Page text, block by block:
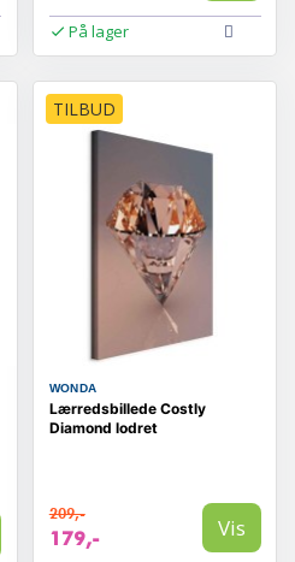
På lager
TILBUD
WONDA
Lærredsbillede Costly
Diamond lodret
209,-
179,- Vis